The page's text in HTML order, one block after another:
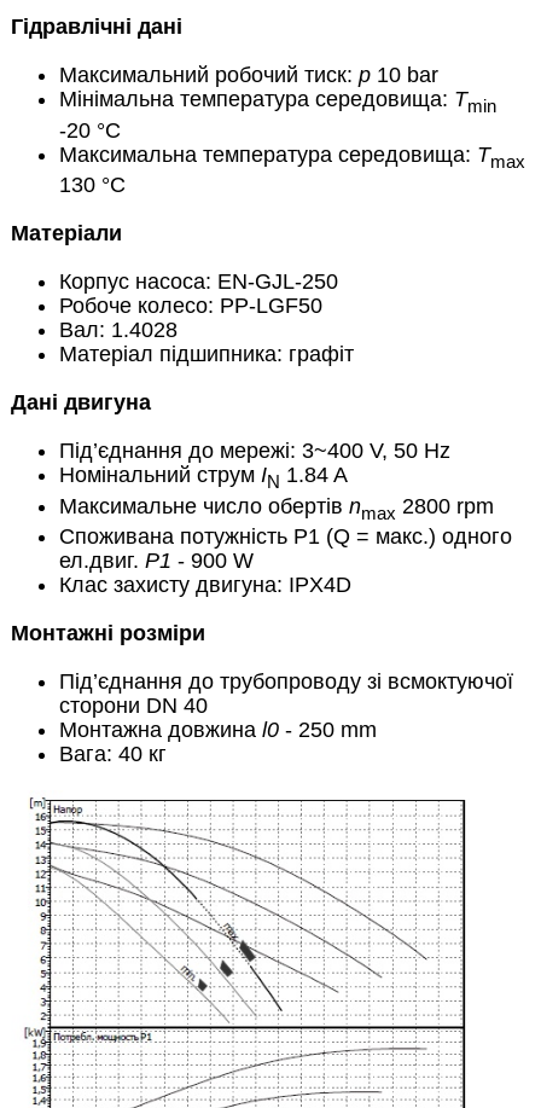
Гідравлічні дані
Максимальний робочий тиск: p10 bar
Мінімальна температура середовища: Tmin
-20 °C
Максимальна температура середовища: Tmax
130 °C
Матеріали
Корпус насоса: EN-GJL-250
Робоче колесо: PP-LGF50
Вал: 1.4028
Матеріал підшипника: графіт
Дані двигуна
Під’єднання до мережі: 3~400 V, 50 Hz
Номінальний струм IN 1.84 A
Максимальне число обертів nmax 2800 rpm
Споживана потужність P1 (Q = макс.) одного
ел.двиг. P1 - 900 W
Клас захисту двигуна: IPX4D
Монтажні розміри
Під’єднання до трубопроводу зі всмоктуючої
сторони DN 40
Монтажна довжина l0- 250 mm
Вага: 40 кг